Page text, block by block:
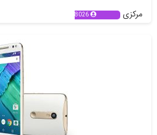
مرکزی 8026